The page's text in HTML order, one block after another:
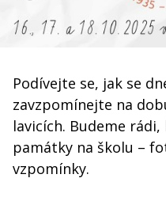
Podívejte se, jak se
zavzpomínejte na
lavicích. Budeme
památky na školu –
vzpomínky.